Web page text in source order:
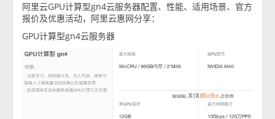
阿里云GPU计算型gn4云服务器配置、性能、适用场景、官方
报价及优惠活动，阿里云惠网分享：
GPU计算型gn4云服务器